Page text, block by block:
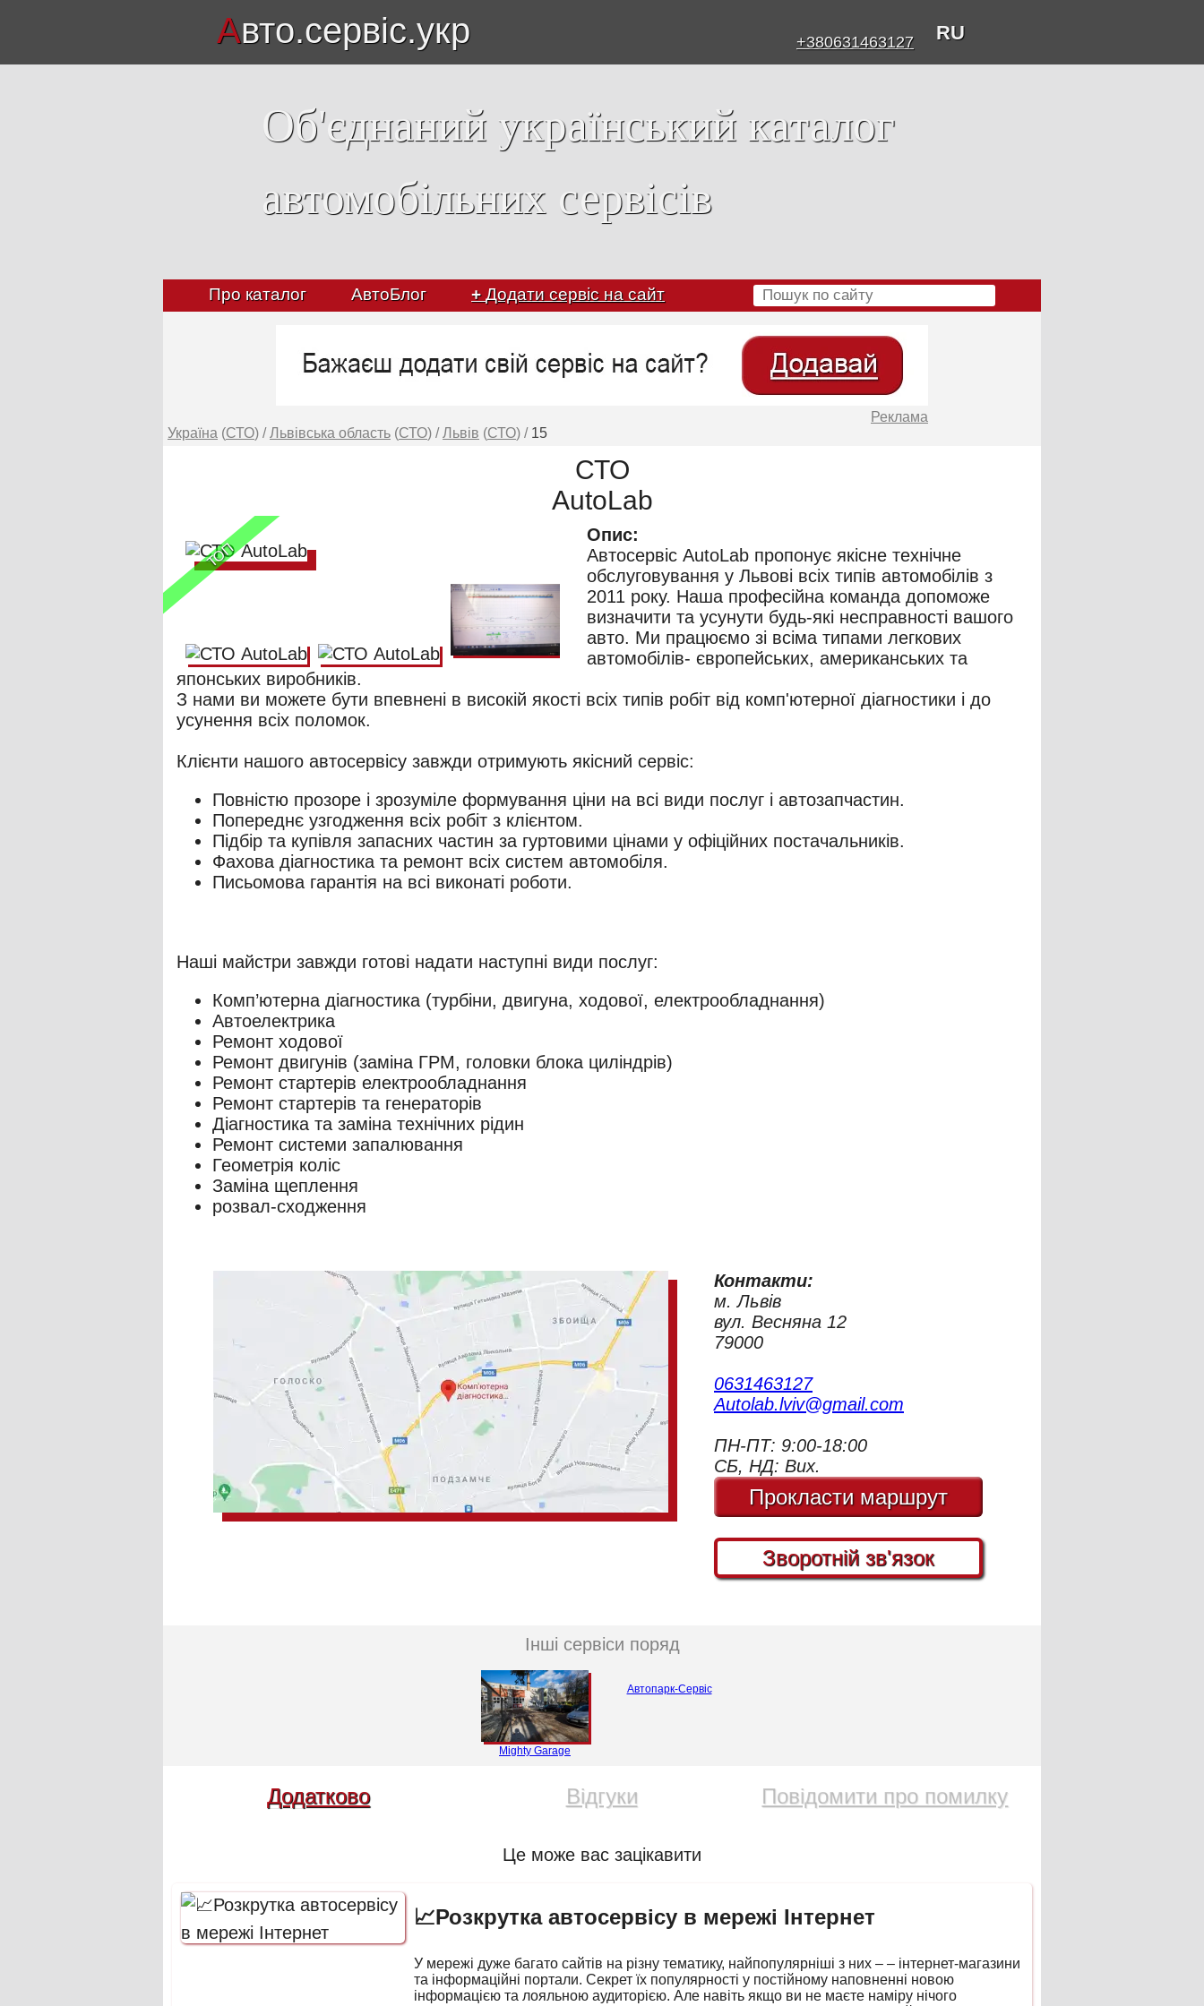
Авто.сервіс.укр +380631463127 RU
Об'єднаний український каталог
автомобільних сервісів
Про каталог АвтоБлог + Додати сервіс на сайт
Реклама
Україна (СТО) /Львівська область (СТО) /Львів (СТО) / 15
СТО
AutoLab
ТОП
Опис:
Автосервіс AutoLab пропонує якісне технічне
обслуговування у Львові всіх типів автомобілів з
2011 року. Наша професійна команда допоможе
визначити та усунути будь-які несправності вашого
авто. Ми працюємо зі всіма типами легкових
автомобілів- європейських, американських та
японських виробників.
З нами ви можете бути впевнені в високій якості всіх типів робіт від комп'ютерної діагностики і до
усунення всіх поломок.
Повністю прозоре і зрозуміле формування ціни на всі види послуг і автозапчастин.
Попереднє узгодження всіх робіт з клієнтом.
Підбір та купівля запасних частин за гуртовими цінами у офіційних постачальників.
Фахова діагностика та ремонт всіх систем автомобіля.
Письомова гарантія на всі виконаті роботи.
Комп’ютерна діагностика (турбіни, двигуна, ходової, електрообладнання)
Автоелектрика
Ремонт ходової
Ремонт двигунів (заміна ГРМ, головки блока циліндрів)
Ремонт стартерів електрообладнання
Ремонт стартерів та генераторів
Діагностика та заміна технічних рідин
Ремонт системи запалювання
Геометрія коліс
Заміна щеплення
розвал-сходження
Контакти:
м. Львів
вул. Весняна 12
79000
0631463127
Autolab.lviv@gmail.com
ПН-ПТ: 9:00-18:00
СБ, НД: Вих.
Прокласти маршрут
Зворотній зв'язок
Інші сервіси поряд
Mighty Garage
Автопарк-Сервіс
Додатково Відгуки Повідомити про помилку
Це може вас зацікавити
📈Розкрутка автосервісу в мережі Інтернет
У мережі дуже багато сайтів на різну тематику, найпопулярніші з них – – інтернет-магазини
та інформаційні портали. Секрет їх популярності у постійному наповненні новою
інформацією та лояльною аудиторією. Але навіть якщо ви не маєте наміру нічого